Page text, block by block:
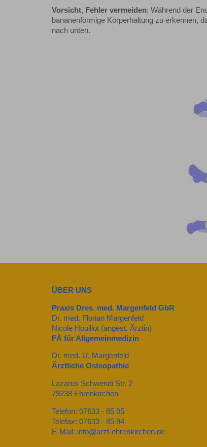
Vorsicht, Fehler vermeiden: Während der
bananenförmige Körperhaltung zu erkennen,
nach unten.
ÜBER UNS
Praxis Dres. med. Margenfeld GbR
Dr. med. Florian Margenfeld
Nicole Houillot (angest. Ärztin)
FÄ für Allgemeinmedizin
Dr. med. U. Margenfeld
Ärztliche Osteopathie
Lazarus Schwendi Str. 2
79238 Ehrenkirchen
Telefon: 07633 - 85 95
Telefax: 07633 - 85 94
E-Mail: info@arzt-ehrenkirchen.de